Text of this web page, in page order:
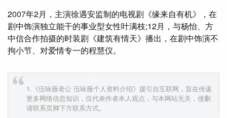
2007年2月，主演徐遇安监制的电视剧《缘来自有机》，在
剧中饰演独立能干的事业型女性叶满枝;12月，与杨怡、方
中信合作拍摄的时装剧《建筑有情天》播出，在剧中饰演不
拘小节、对爱情专一的程慧仪。
1.《伍咏薇老公 伍咏薇个人资料介绍》援引自互联网，旨在传递
更多网络信息知识，仅代表作者本人观点，与本网站无关，侵删
请联系页脚下方联系方式。